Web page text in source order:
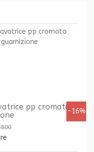
-16%
pp cromato